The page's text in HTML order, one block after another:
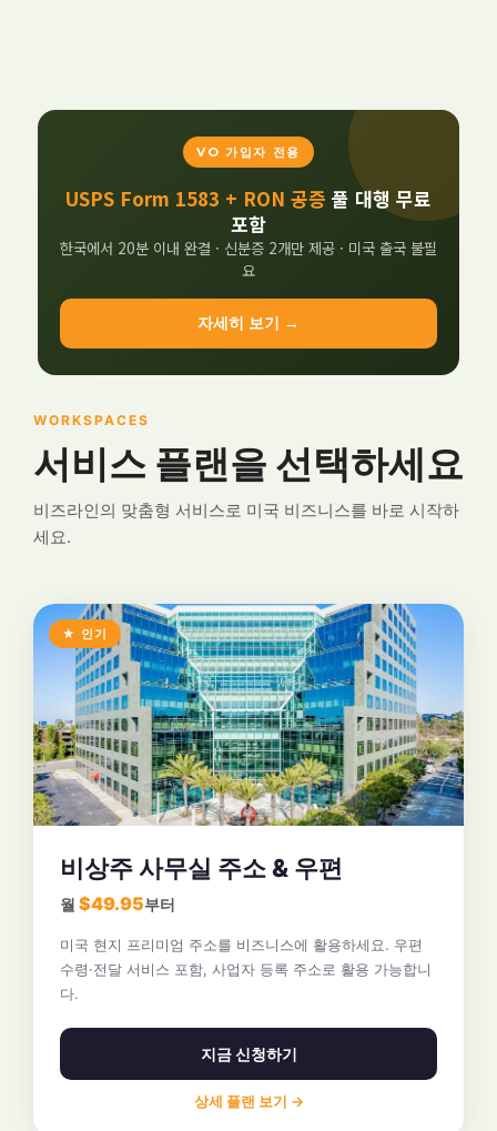
VO 가입자 전용
USPS Form 1583 + RON 공증 풀 대행 무료
포함
한국에서 20분 이내 완결 · 신분증 2개만 제공 · 미국 출국 불필
요
자세히 보기 →
WORKSPACES
서비스 플랜을 선택하세요
비즈라인의 맞춤형 서비스로 미국 비즈니스를 바로 시작하
세요.
★ 인기
비상주 사무실 주소 & 우편
월 $49.95부터
미국 현지 프리미엄 주소를 비즈니스에 활용하세요. 우편
수령·전달 서비스 포함, 사업자 등록 주소로 활용 가능합니
다.
지금 신청하기
상세 플랜 보기 →